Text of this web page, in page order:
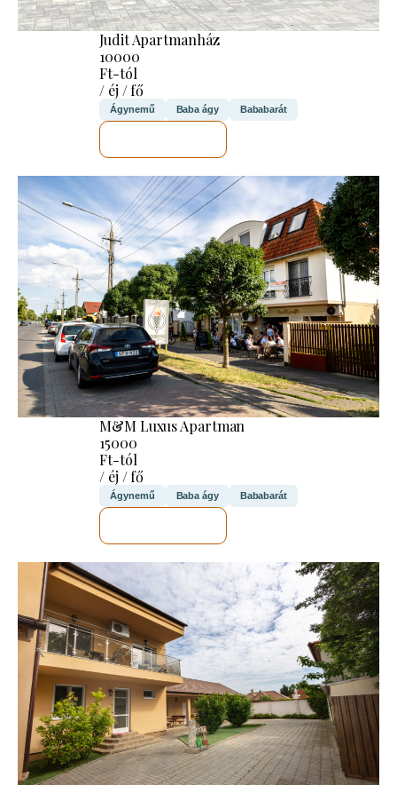
Judit Apartmanház
10000
Ft-tól
/ éj / fő
Ágynemű Baba ágy Bababarát
M&M Luxus Apartman
15000
Ft-tól
/ éj / fő
Ágynemű Baba ágy Bababarát